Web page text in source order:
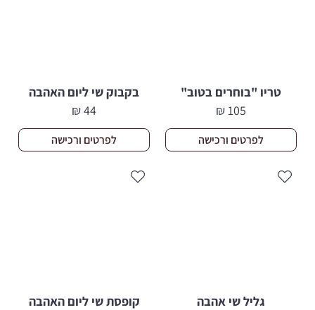
טריו "בוחרים בטוב"
105
₪
לפרטים ורכישה
בקבוק שי ליום האהבה
44
₪
לפרטים ורכישה
גליל שי אהבה קופסת שי ליום האהבה